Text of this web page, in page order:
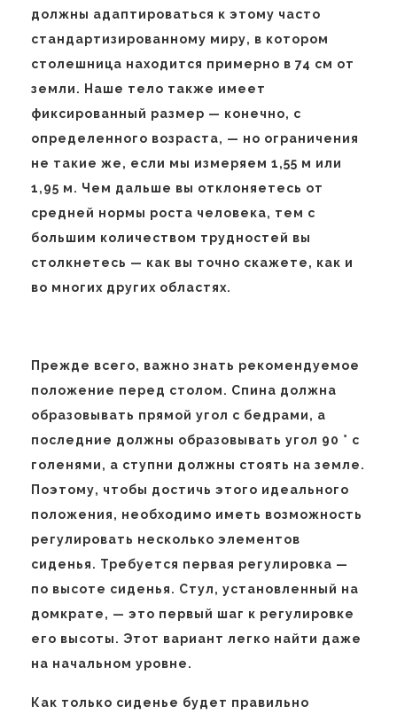
должны адаптироваться к этому часто
стандартизированному миру, в котором
столешница находится примерно в 74 см от
земли. Наше тело также имеет
фиксированный размер — конечно, с
определенного возраста, — но ограничения
не такие же, если мы измеряем 1,55 м или
1,95 м. Чем дальше вы отклоняетесь от
средней нормы роста человека, тем с
большим количеством трудностей вы
столкнетесь — как вы точно скажете, как и
во многих других областях.
Прежде всего, важно знать рекомендуемое
положение перед столом. Спина должна
образовывать прямой угол с бедрами, а
последние должны образовывать угол 90 ° с
голенями, а ступни должны стоять на земле.
Поэтому, чтобы достичь этого идеального
положения, необходимо иметь возможность
регулировать несколько элементов
сиденья. Требуется первая регулировка —
по высоте сиденья. Стул, установленный на
домкрате, — это первый шаг к регулировке
его высоты. Этот вариант легко найти даже
на начальном уровне.
Как только сиденье будет правильно